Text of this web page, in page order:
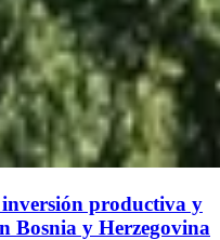
productiva y
Bosnia y Herzegovina